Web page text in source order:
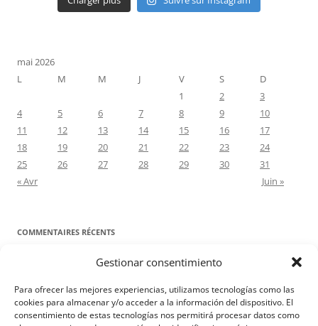
Gestionar consentimiento
Para ofrecer las mejores experiencias, utilizamos tecnologías como las
cookies para almacenar y/o acceder a la información del dispositivo. El
consentimiento de estas tecnologías nos permitirá procesar datos como
mai 2026
L
M M J V S
D
1
2
3
4
5 6 7 8 9
10
11
12 13 14 15 16
17
18
19 20 21 22 23
24
25
26 27 28 29 30
31
« Avr
Juin »
COMMENTAIRES RÉCENTS
Proyecto Amor ConyugaldansContre toute attente. Commentaire
pour les époux : Luc 12, 8-12
Manuel MirallesdansContre toute attente. Commentaire pour les
époux : Luc 12, 8-12